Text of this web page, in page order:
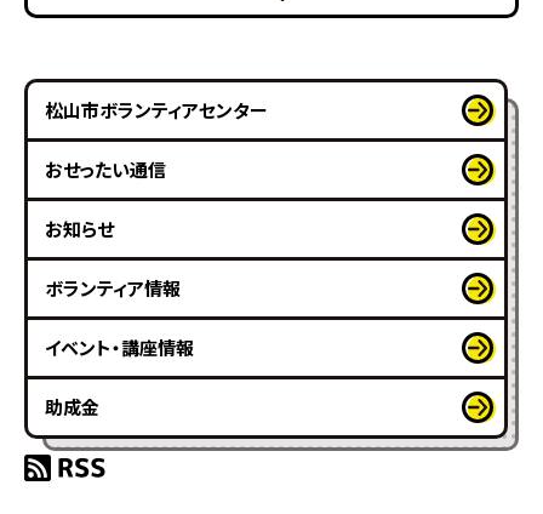
松山市ボランティアセンター
おせったい通信
お知らせ
ボランティア情報
イベント・講座情報
助成金